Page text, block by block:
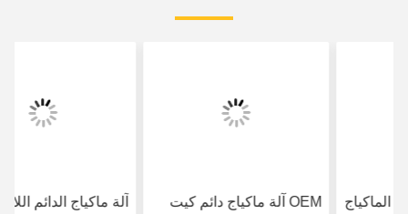
OEM آلة ماكياج دائم كيت
آلة ماكياج الدائم اللاسلكية